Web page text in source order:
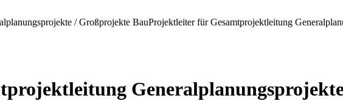
/ Großprojekte BauProjektleiter für Gesamtprojektleitung